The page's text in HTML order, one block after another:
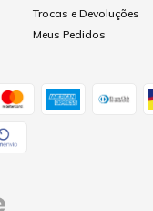
Trocas e Devoluções
Meus Pedidos